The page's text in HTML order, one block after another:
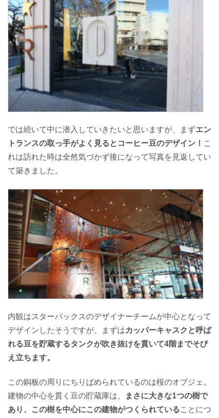
では続いて中に潜入していきたいと思いますが、まずエン
トランスの取っ手がよく見るとコーヒー豆のデザイン！ こ
れは訪れた時は全然気づかず後になって写真を見返してい
て築きました。
内観はスターバックスのデザイナーチームが中心となって
デザインしたそうですが、まずはカッパーキャスクと呼ば
れる豆を貯蔵するタンクが吹き抜けを貫いて4階までそび
え立ちます。
この銅板の周りにちりばめられているのは桜のオブジェ。
建物の中心を貫く豆の貯蔵庫は、
まさに大きな1つの樹で
あり、この樹を中心にこの建物がつくられていることにつ